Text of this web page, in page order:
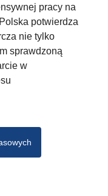
pracy na
potwierdza
nie tylko
sprawdzoną
w